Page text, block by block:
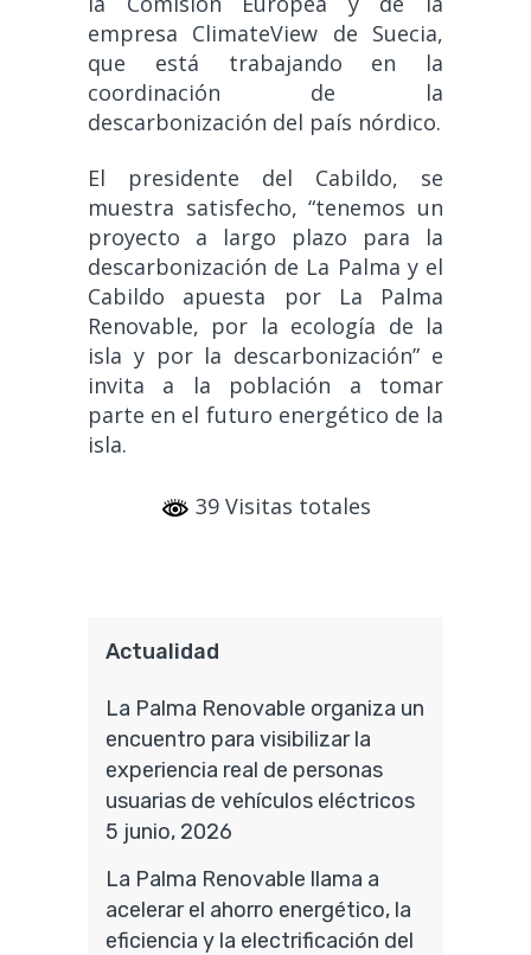
empresa ClimateView de Suecia,
que está trabajando en la
coordinación de la
descarbonización del país nórdico.
El presidente del Cabildo, se
muestra satisfecho, “tenemos un
proyecto a largo plazo para la
descarbonización de La Palma y el
Cabildo apuesta por La Palma
Renovable, por la ecología de la
isla y por la descarbonización” e
invita a la población a tomar
parte en el futuro energético de la
isla.
39 Visitas totales
Actualidad
La Palma Renovable organiza un
encuentro para visibilizar la
experiencia real de personas
usuarias de vehículos eléctricos
5 junio, 2026
La Palma Renovable llama a
acelerar el ahorro energético, la
eficiencia y la electrificación del